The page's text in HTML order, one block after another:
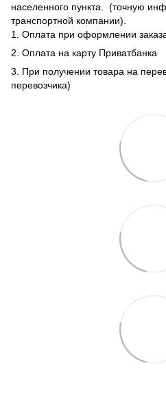
населенного пункта. (точную
транспортной компании).
1. Оплата при оформлении
2. Оплата на карту Приватбанка
3. При получении товара на
перевозчика)